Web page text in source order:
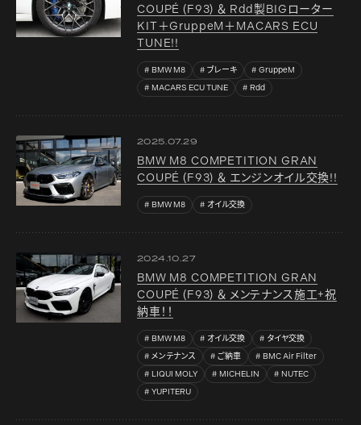
COUPÉ (F93) ＆ Rdd製BIGローター
KIT＋GruppeM＋MACARS ECU
TUNE!!
BMW M8 ブレーキ
GruppeM
MACARS ECU TUNE
Rdd
2025.07.29
BMW M8 COMPETITION GRAN
COUPÉ (F93) ＆ エンジンオイル交換!!
BMW M8 オイル交換
2024.10.27
BMW M8 COMPETITION GRAN
COUPÉ (F93) ＆ メンテナンス施工+祝
納車！！
BMW M8 オイル交換
タイヤ交換
メンテナンス
ご納車
BMC Air Filter
LIQUI MOLY
MICHELIN
NUTEC
YUPITERU